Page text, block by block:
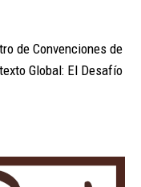
de Convenciones de
Global: El Desafío